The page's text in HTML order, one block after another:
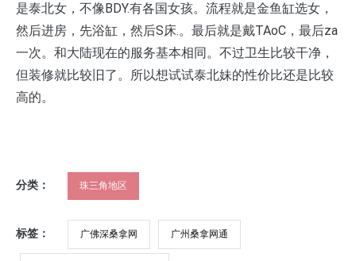
是泰北女，不像BDY.有各国女孩。流程就是金鱼缸选女，
然后进房，先浴缸，然后S床.。最后就是戴TAoC，最后za
一次。和大陆现在的服务基本相同。不过卫生比较干净，
但装修就比较旧了。所以想试试泰北妹的性价比还是比较
高的。
分类： 珠三角地区
标签： 广佛深桑拿网 广州桑拿网通